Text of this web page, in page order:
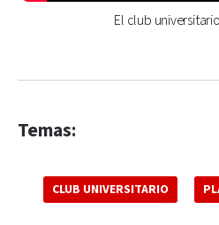
El club
Temas:
CLUB UNIVERSITARIO